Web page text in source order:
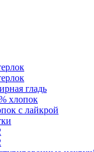
гладь
хлопок
с лайкрой